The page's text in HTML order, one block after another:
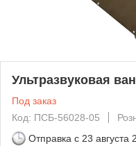
Ультразвуковая
Под заказ
Код: ПСБ-56028-05
Отправка с 23 августа